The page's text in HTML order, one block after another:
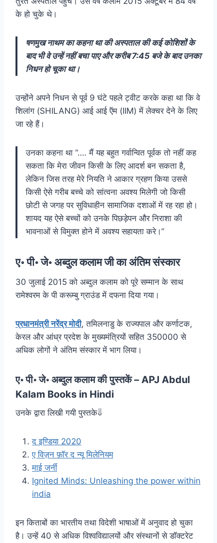
के हो चुके थे।
षणमुख नाथम का कहना था की अस्पताल की कई कोशिशों के
बाद भी वे उन्हें नहीं बचा पाए और करीब 7:45 बजे के बाद उनका
निधन हो चूका था।
उन्होंने अपने निधन से पूर्व 9 घंटे पहले ट्वीट करके कहा था कि वे
शिलांग (SHILANG) आई आई ऍम (IIM) में लेक्चर देने के लिए
जा रहे हैं।
उनका कहना था “…. मैं यह बहुत गर्वान्वित पूर्वक तो नहीं कह
सकता कि मेरा जीवन किसी के लिए आदर्श बन सकता है,
लेकिन जिस तरह मेरे नियति ने आकार ग्रहण किया उससे
किसी ऐसे गरीब बच्चे को सांत्वना अवश्य मिलेगी जो किसी
छोटी से जगह पर सुविधाहीन सामाजिक दशाओं में रह रहा हो।
शायद यह ऐसे बच्चों को उनके पिछड़ेपन और निराशा की
भावनाओं से विमुक्त होने में अवश्य सहायता करे।”
ए॰ पी॰ जे॰ अब्दुल कलाम जी का अंतिम संस्कार
30 जुलाई 2015 को अब्दुल कलाम को पूरे सम्मान के साथ
रामेश्वरम के पी करूम्बु ग्राउंड में दफना दिया गया।
प्रधानमंत्री नरेंद्र मोदी, तमिलनाडु के राज्यपाल और कर्णाटक,
केरल और आंध्र प्रदेश के मुख्यमंत्रियों सहित 350000 से
अधिक लोगों ने अंतिम संस्कार में भाग लिया।
ए॰ पी॰ जे॰ अब्दुल कलाम की पुस्तकें – APJ Abdul
Kalam Books in Hindi
उनके द्वारा लिखी गयी पुस्तके⇓
द इण्डिया 2020
ए विज़न फ़ॉर द न्यू मिलेनियम
माई जर्नी
Ignited Minds: Unleashing the power within
india
इन किताबों का भारतीय तथा विदेशी भाषाओं में अनुवाद हो चुका
है। उन्हें 40 से अधिक विश्वविद्यालयों और संस्थानों से डॉक्टरेट